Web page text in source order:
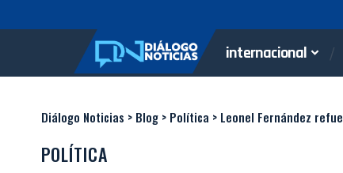
internacional
Diálogo Noticias > Blog > Política > Leonel Fernández
POLÍTICA